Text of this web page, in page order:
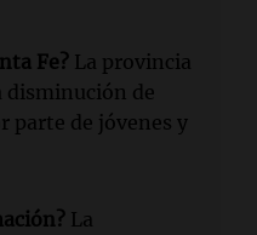
Fe? La provincia
de
parte de jóvenes y
La